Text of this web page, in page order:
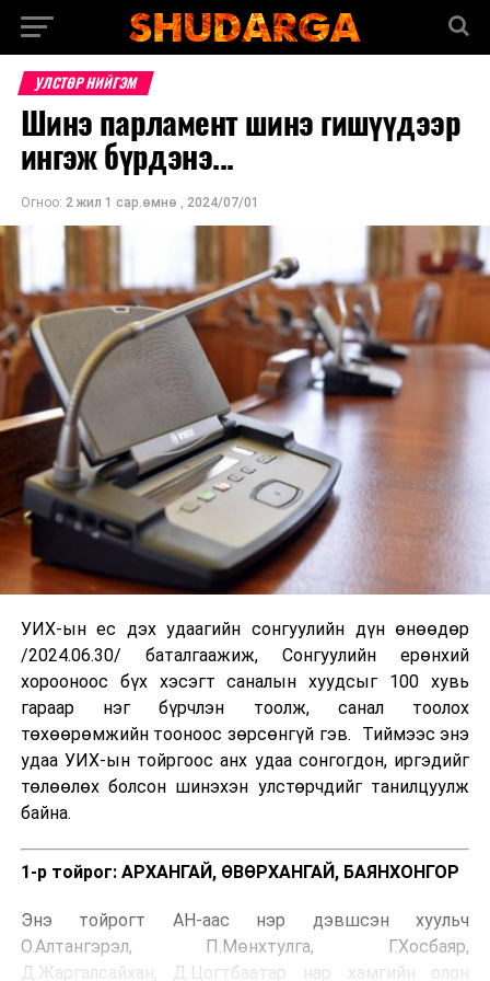
УЛСТӨР НИЙГЭМ
Шинэ парламент шинэ гишүүдээр
ингэж бүрдэнэ...
Огноо: 2 жил 1 сар.өмнө , 2024/07/01
УИХ-ын ес дэх удаагийн сонгуулийн дүн өнөөдөр
/2024.06.30/ баталгаажиж, Сонгуулийн ерөнхий
хорооноос бүх хэсэгт саналын хуудсыг 100 хувь
гараар нэг бүрчлэн тоолж, санал тоолох
төхөөрөмжийн тооноос зөрсөнгүй гэв. Тиймээс энэ
удаа УИХ-ын тойргоос анх удаа сонгогдон, иргэдийг
төлөөлөх болсон шинэхэн улстөрчдийг танилцуулж
байна.
1-р тойрог: АРХАНГАЙ, ӨВӨРХАНГАЙ, БАЯНХОНГОР
Энэ тойрогт АН-аас нэр дэвшсэн хуульч
О.Алтангэрэл, П.Мөнхтулга, Г.Хосбаяр,
Д.Жаргалсайхан, Д.Цогтбаатар нар хамгийн олон